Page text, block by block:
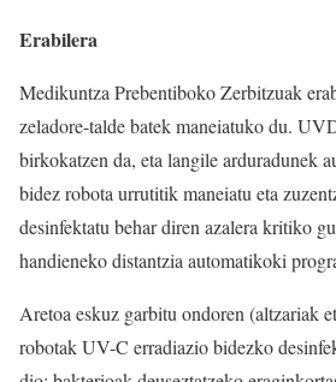
Erabilera
Medikuntza Prebentiboko Zerbitzuak
zeladore-talde batek maneiatuko du.
birkokatzen da, eta langile arduradunek
bidez robota urrutitik maneiatu eta
desinfektatu behar diren azalera kritiko
handieneko distantzia automatikoki
Aretoa eskuz garbitu ondoren (altzariak
robotak UV-C erradiazio bidezko